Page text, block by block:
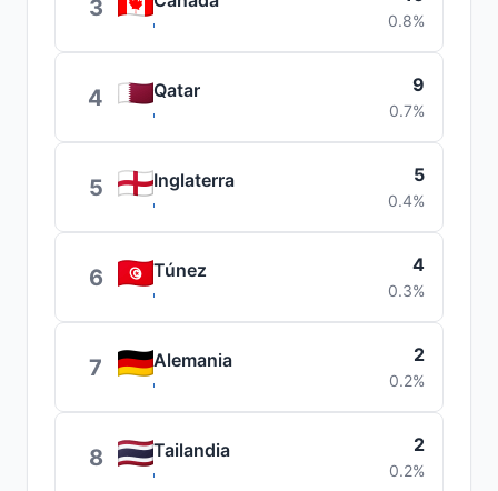
3 0.8%
4 Qatar 9
0.7%
5 Inglaterra 5
0.4%
6 Túnez 4
0.3%
7 Alemania 2
0.2%
8 Tailandia 2
0.2%